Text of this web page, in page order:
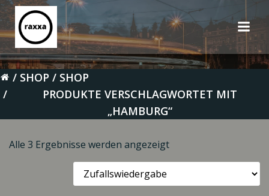
Inhalt
springen
SHOP
SHOP
PRODUKTE VERSCHLAGWORTET MIT
„HAMBURG“
Alle 3 Ergebnisse werden angezeigt